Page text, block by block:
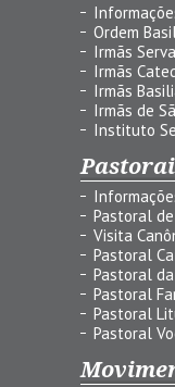
Ordem
Irmãs
Irmãs
Irmãs
Irmãs de
Instituto
Pastoral
Visita
Pastoral
Pastoral
Pastoral
Pastoral
Pastoral